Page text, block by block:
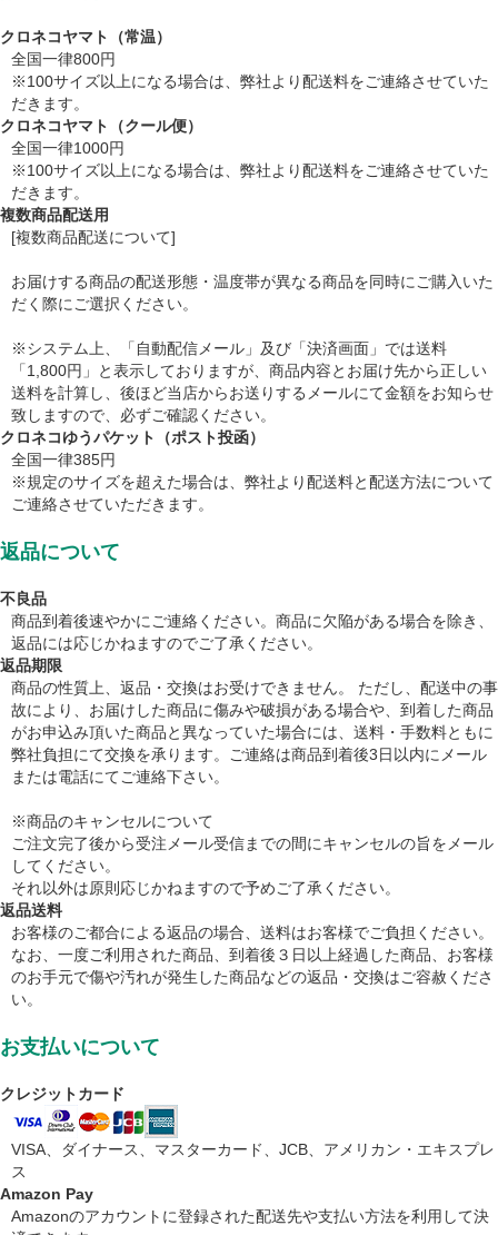
クロネコヤマト（常温）
全国一律800円
※100サイズ以上になる場合は、弊社より配送料をご連絡させていた
だきます。
クロネコヤマト（クール便）
全国一律1000円
※100サイズ以上になる場合は、弊社より配送料をご連絡させていた
だきます。
複数商品配送用
[複数商品配送について]
お届けする商品の配送形態・温度帯が異なる商品を同時にご購入いた
だく際にご選択ください。
※システム上、「自動配信メール」及び「決済画面」では送料
「1,800円」と表示しておりますが、商品内容とお届け先から正しい
送料を計算し、後ほど当店からお送りするメールにて金額をお知らせ
致しますので、必ずご確認ください。
クロネコゆうパケット（ポスト投函）
全国一律385円
※規定のサイズを超えた場合は、弊社より配送料と配送方法について
ご連絡させていただきます。
返品について
不良品
商品到着後速やかにご連絡ください。商品に欠陥がある場合を除き、
返品には応じかねますのでご了承ください。
返品期限
商品の性質上、返品・交換はお受けできません。 ただし、配送中の事
故により、お届けした商品に傷みや破損がある場合や、到着した商品
がお申込み頂いた商品と異なっていた場合には、送料・手数料ともに
弊社負担にて交換を承ります。ご連絡は商品到着後3日以内にメール
または電話にてご連絡下さい。
※商品のキャンセルについて
ご注文完了後から受注メール受信までの間にキャンセルの旨をメール
してください。
それ以外は原則応じかねますので予めご了承ください。
返品送料
お客様のご都合による返品の場合、送料はお客様でご負担ください。
なお、一度ご利用された商品、到着後３日以上経過した商品、お客様
のお手元で傷や汚れが発生した商品などの返品・交換はご容赦くださ
い。
お支払いについて
クレジットカード
VISA、ダイナース、マスターカード、JCB、アメリカン・エキスプレ
ス
Amazon Pay
Amazonのアカウントに登録された配送先や支払い方法を利用して決